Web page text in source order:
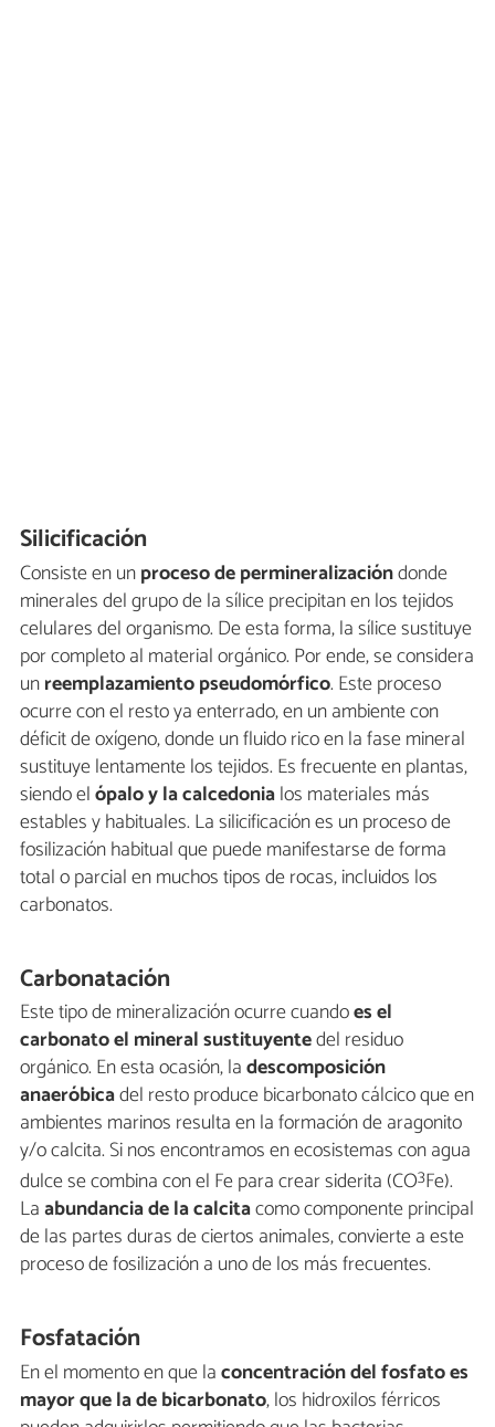
Silicificación
Consiste en unproceso de permineralizacióndonde
minerales del grupo de la sílice precipitan en los tejidos
celulares del organismo. De esta forma, la sílice sustituye
por completo al material orgánico. Por ende, se considera
unreemplazamiento pseudomórfico. Este proceso
ocurre con el resto ya enterrado, en un ambiente con
déficit de oxígeno, donde un fluido rico en la fase mineral
sustituye lentamente los tejidos. Es frecuente en plantas,
siendo elópalo y la calcedonialos materiales más
estables y habituales. La silicificación es un proceso de
fosilización habitual que puede manifestarse de forma
total o parcial en muchos tipos de rocas, incluidos los
carbonatos.
Carbonatación
Este tipo de mineralización ocurre cuandoes el
carbonato el mineral sustituyentedel residuo
orgánico. En esta ocasión, ladescomposición
anaeróbicadel resto produce bicarbonato cálcico que en
ambientes marinos resulta en la formación de aragonito
y/o calcita. Si nos encontramos en ecosistemas con agua
dulce se combina con el Fe para crear siderita (CO3Fe).
Laabundancia de lacalcitacomo componente principal
de las partes duras de ciertos animales, convierte a este
proceso de fosilización a uno de los más frecuentes.
Fosfatación
En el momento en que laconcentración del fosfatoes
mayor que la de bicarbonato, los hidroxilos férricos